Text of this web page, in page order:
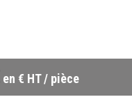
en € HT / pièce